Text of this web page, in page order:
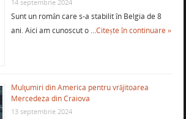
14 septembrie 2024
Sunt un român care s-a stabilit în Belgia de 8
ani. Aici am cunoscut o …Citește în continuare »
Mulţumiri din America pentru vrăjitoarea
Mercedeza din Craiova
13 septembrie 2024